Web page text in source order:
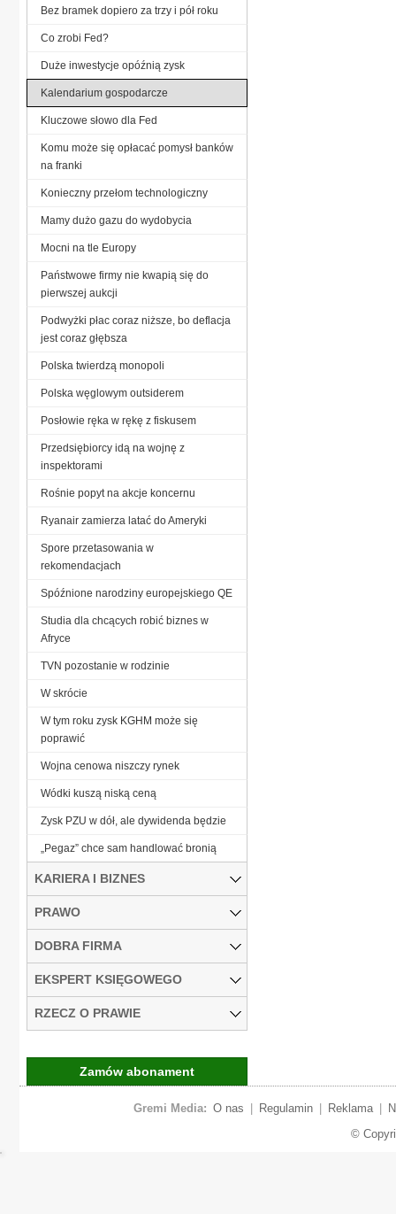
Bez bramek dopiero za trzy i pół roku
Co zrobi Fed?
Duże inwestycje opóźnią zysk
Kalendarium gospodarcze
Kluczowe słowo dla Fed
Komu może się opłacać pomysł banków
na franki
Konieczny przełom technologiczny
Mamy dużo gazu do wydobycia
Mocni na tle Europy
Państwowe firmy nie kwapią się do
pierwszej aukcji
Podwyżki płac coraz niższe, bo deflacja
jest coraz głębsza
Polska twierdzą monopoli
Polska węglowym outsiderem
Posłowie ręka w rękę z fiskusem
Przedsiębiorcy idą na wojnę z
inspektorami
Rośnie popyt na akcje koncernu
Ryanair zamierza latać do Ameryki
Spore przetasowania w
rekomendacjach
Spóźnione narodziny europejskiego QE
Studia dla chcących robić biznes w
Afryce
TVN pozostanie w rodzinie
W skrócie
W tym roku zysk KGHM może się
poprawić
Wojna cenowa niszczy rynek
Wódki kuszą niską ceną
Zysk PZU w dół, ale dywidenda będzie
„Pegaz” chce sam handlować bronią
KARIERA I BIZNES
PRAWO
DOBRA FIRMA
EKSPERT KSIĘGOWEGO
RZECZ O PRAWIE
Zamów abonament
Gremi Media: O nas Regulamin Reklama
©